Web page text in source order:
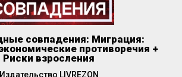
совпадения: Миграция:
противоречия +
Риски взросления
Издательство LIVREZON